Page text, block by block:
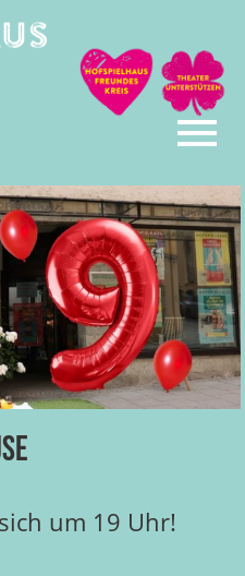
um 19 Uhr!